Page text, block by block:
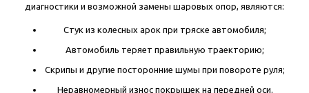
диагностики и возможной замены шаровых опор, являются:
Стук из колесных арок при тряске автомобиля;
Автомобиль теряет правильную траекторию;
Скрипы и другие посторонние шумы при повороте руля;
Неравномерный износ покрышек на передней оси.